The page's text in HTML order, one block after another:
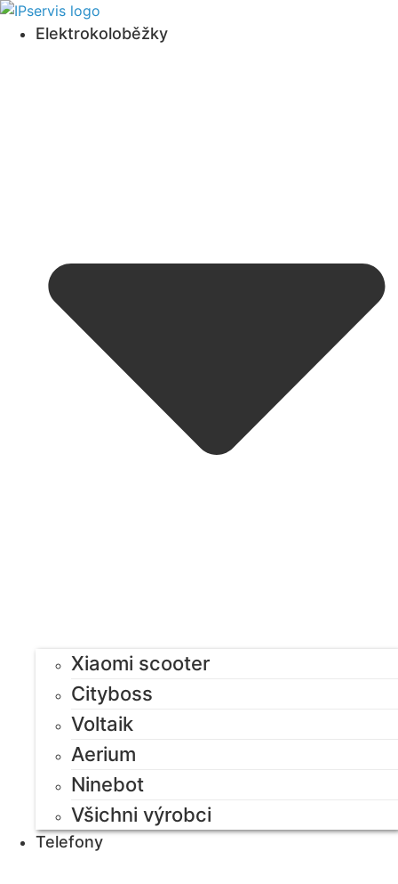
Přejít
Elektrokoloběžky
Xiaomi scooter
Cityboss
Voltaik
Aerium
Ninebot
Všichni výrobci
Telefony